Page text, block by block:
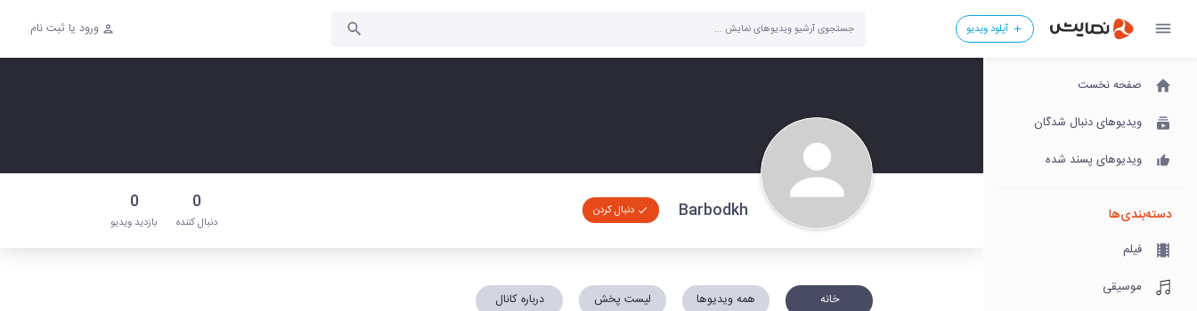
آپلود ویدیو ورود یا ثبت نام
صفحه نخست
ویدیوهای دنبال شدگان
ویدیوهای پسند شده
دسته‌بندی‌ها
فیلم
موسیقی
Barbodkh دنبال کردن 0
دنبال‌ کننده
0
بازدید ویدیو
خانه همه ویدیوها لیست پخش درباره کانال